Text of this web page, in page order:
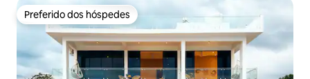
Preferido dos hóspedes
Preferido dos hóspedes